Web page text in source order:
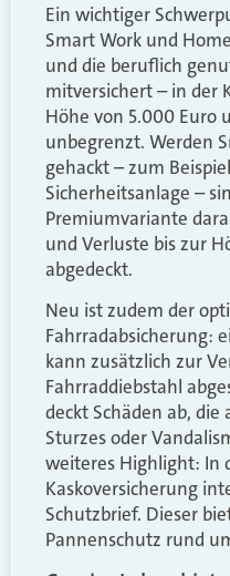
Ein wichtiger
Smart Work und
und die beruflich
mitversichert – in der
Höhe von 5.000 Euro
unbegrenzt. Werden
gehackt – zum
Sicherheitsanlage –
Premiumvariante
und Verluste bis zur
abgedeckt.
Neu ist zudem der
Fahrradabsicherung:
kann zusätzlich zur
Fahrraddiebstahl
deckt Schäden ab,
Sturzes oder
weiteres Highlight: In
Kaskoversicherung
Schutzbrief. Dieser
Pannenschutz rund